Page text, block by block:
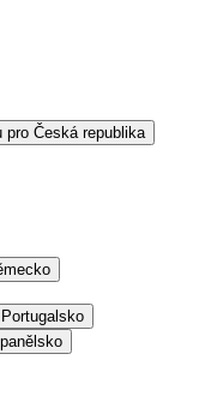
pro Česká republika